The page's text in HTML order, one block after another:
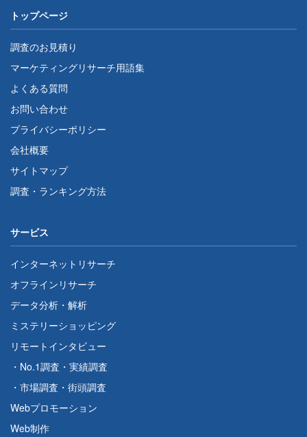
トップページ
調査のお見積り
マーケティングリサーチ用語集
よくある質問
お問い合わせ
プライバシーポリシー
会社概要
サイトマップ
調査・ランキング方法
サービス
インターネットリサーチ
オフラインリサーチ
データ分析・解析
ミステリーショッピング
リモートインタビュー
・ No.1調査 ・ 実績調査
・ 市場調査 ・ 街頭調査
Webプロモーション
Web制作